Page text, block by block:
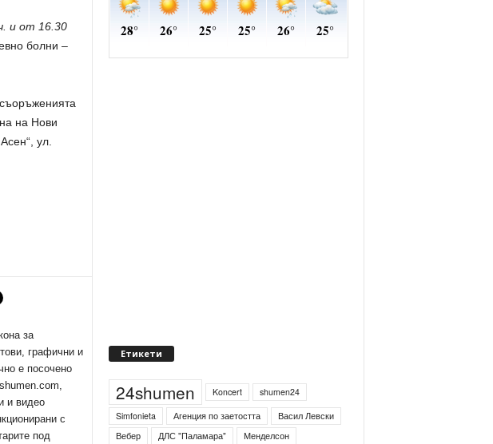
и от 16.30
болни –
на Нови
ул.
за
графични и
е посочено
и видео
с
под
Етикети
24shumen Koncert
shumen24
Simfonieta
Агенция по заетостта
Васил Левски
Вебер
ДЛС "Паламара"
Менделсон